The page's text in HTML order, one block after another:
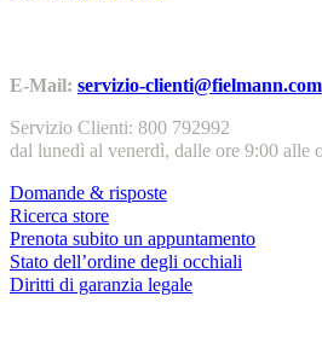
E-Mail: servizio-clienti@fielmann.com
Servizio Clienti: 800 792992
dal lunedì al venerdì, dalle ore 9:00 alle
Domande & risposte
Ricerca store
Prenota subito un appuntamento
Stato dell’ordine degli occhiali
Diritti di garanzia legale